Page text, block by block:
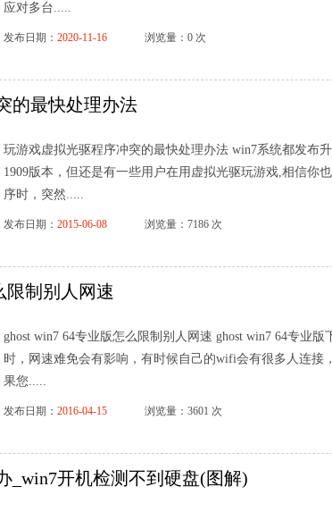
应对多台.....
发布日期： 2020-11-16 浏览量：0 次
的最快处理办法
玩游戏虚拟光驱程序冲突的最快处理办法 win7系统都发布
1909版本，但还是有一些用户在用虚拟光驱玩游戏,相信你
序时，突然.....
发布日期： 2015-06-08 浏览量：7186 次
限制别人网速
ghost win7 64专业版怎么限制别人网速 ghost win7 64专业
时，网速难免会有影响，有时候自己的wifi会有很多人连接
果您.....
发布日期： 2016-04-15 浏览量：3601 次
_win7开机检测不到硬盘(图解)